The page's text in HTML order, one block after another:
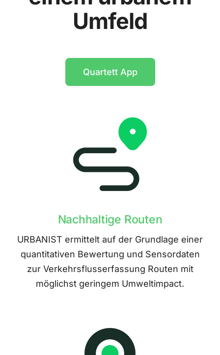
Umfeld
Quartett App
Nachhaltige Routen
URBANIST ermittelt auf der Grundlage einer
quantitativen Bewertung und Sensordaten
zur Verkehrsflusserfassung Routen mit
möglichst geringem Umweltimpact.